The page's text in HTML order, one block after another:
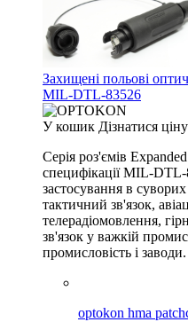
Захищені польові
MIL-DTL-83526
У кошик Дізнатися ціну
Серія роз'ємів
специфікації MIL-
застосування в
тактичний зв'язок,
телерадіомовлення,
зв'язок у важкій
промисловість і заводи.
optokon hma